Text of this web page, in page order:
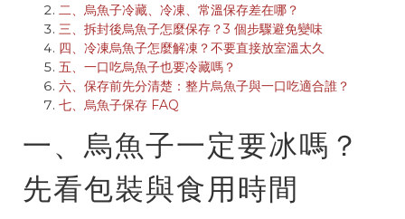
二、烏魚子冷藏、冷凍、常溫保存差在哪？
三、拆封後烏魚子怎麼保存？3 個步驟避免變味
四、冷凍烏魚子怎麼解凍？不要直接放室溫太久
五、一口吃烏魚子也要冷藏嗎？
六、保存前先分清楚：整片烏魚子與一口吃適合誰？
七、烏魚子保存 FAQ
一、烏魚子一定要冰嗎？
先看包裝與食用時間